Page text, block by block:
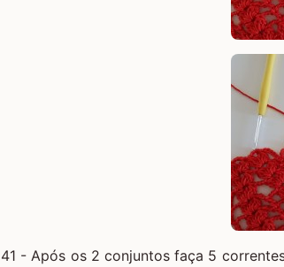
41 - Após os 2 conjuntos faça 5